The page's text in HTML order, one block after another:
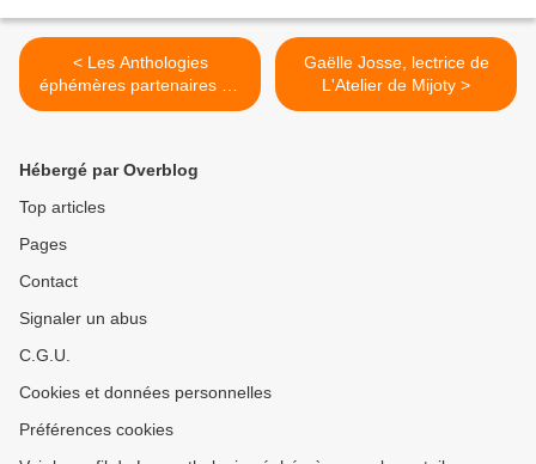
< Les Anthologies
éphémères partenaires de
Rêves pour L'atelier de
Gaëlle Josse, lectrice de
L'Atelier de Mijoty >
Hébergé par Overblog
Top articles
Pages
Contact
Signaler un abus
C.G.U.
Cookies et données personnelles
Préférences cookies